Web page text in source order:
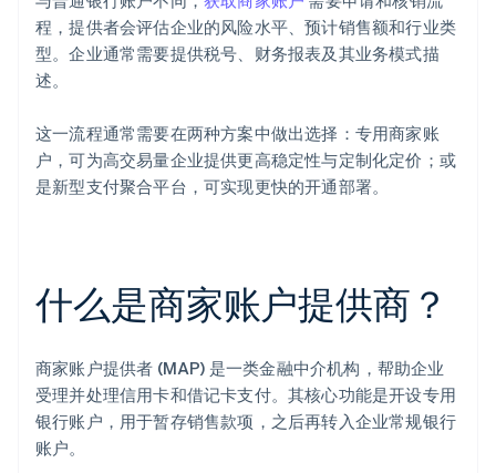
程，提供者会评估企业的风险水平、预计销售额和行业类
型。企业通常需要提供税号、财务报表及其业务模式描
述。
这一流程通常需要在两种方案中做出选择：专用商家账
户，可为高交易量企业提供更高稳定性与定制化定价；或
是新型支付聚合平台，可实现更快的开通部署。
什么是商家账户提供商？
商家账户提供者 (MAP) 是一类金融中介机构，帮助企业
受理并处理信用卡和借记卡支付。其核心功能是开设专用
银行账户，用于暂存销售款项，之后再转入企业常规银行
账户。